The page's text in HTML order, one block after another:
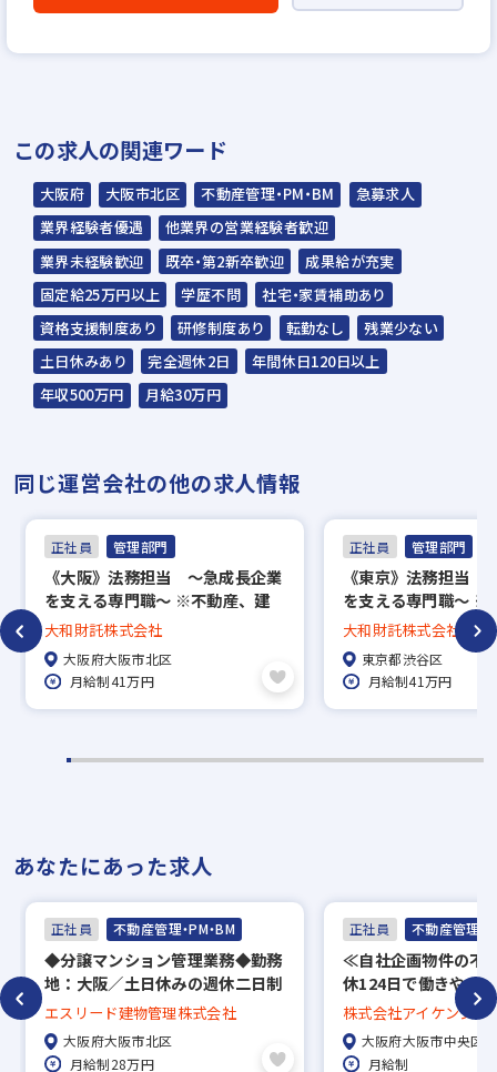
▼
説明選考会（電話面談）
式会社が行います＊
スラッシュ株式会社からのご連絡をお待ち
ください。
ご連絡までに7日程度いただく場合があり
ます。予めご了承ください。
担当：スラッシュ株式会社
本社：東京都港区赤坂2-15-16 赤坂ふく
源ビル7F
面接（オンライン面接可）
▼
内定
※入社時期は相談に応じます。
※現在、在職中の方も積極的にご応募くださ
い。応募の秘密は厳守いたします。
この求人の関連ワード
大阪府 大阪市北区 不動産管理・PM・BM
急募求人
業界経験者優遇
他業界の営業経験者歓迎
業界未経験歓迎
既卒・第2新卒歓迎
成果給が充実
固定給25万円以上
学歴不問
社宅・家賃補助あり
資格支援制度あり
研修制度あり 転勤なし
残業少ない
土日休みあり
完全週休2日
年間休日120日以上
年収500万円
月給30万円
同じ運営会社の他の求人情報
正社員 管理部門
《大阪》法務担当 ～急成長企業
を支える専門職～ ※不動産、建
築業界未経験歓迎
大和財託株式会社
大阪府大阪市北区
月給制41万円
正社員 管理部門
《東京》法務担当
を支える専門職～ ※
築業界未経験歓迎
大和財託株式会社
東京都渋谷区
月給制41万円
あなたにあった求人
正社員 不動産管理・PM・BM
◆分譲マンション管理業務◆勤務
地：大阪／土日休みの週休二日制
◎／経験者の募集！
エスリード建物管理株式会社
大阪府大阪市北区
月給制28万円
正社員 不動産管理・
≪自社企画物件の不
休124日で働きやす
み有／業界経験不問
実
株式会社アイケンジャ
大阪府大阪市中央区
月給制